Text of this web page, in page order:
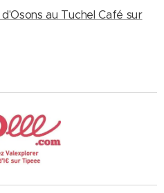
au Tuchel Café sur